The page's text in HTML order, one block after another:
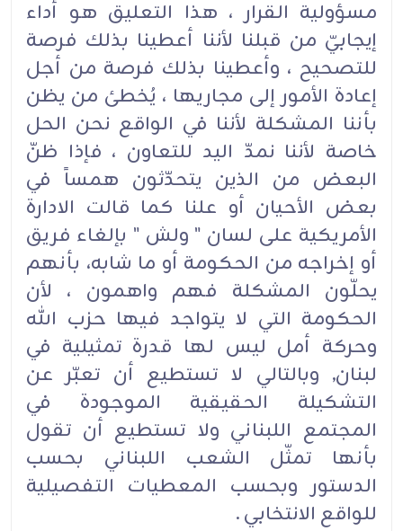
مسؤولية القرار ، هذا التعليق هو أداء
إيجابيّ من قبلنا لأننا أعطينا بذلك فرصة
للتصحيح ، وأعطينا بذلك فرصة من أجل
إعادة الأمور إلى مجاريها ، يُخطئ من يظن
بأننا المشكلة لأننا في الواقع نحن الحل
خاصة لأننا نمدّ اليد للتعاون ، فإذا ظنّ
البعض من الذين يتحدّثون همساً في
بعض الأحيان أو علنا كما قالت الادارة
الأمريكية على لسان " ولش " بإلغاء فريق
أو إخراجه من الحكومة أو ما شابه، بأنهم
يحلّون المشكلة فهم واهمون ، لأن
الحكومة التي لا يتواجد فيها حزب الله
وحركة أمل ليس لها قدرة تمثيلية في
لبنان, وبالتالي لا تستطيع أن تعبّر عن
التشكيلة الحقيقية الموجودة في
المجتمع اللبناني ولا تستطيع أن تقول
بأنها تمثّل الشعب اللبناني بحسب
الدستور وبحسب المعطيات التفصيلية
للواقع الانتخابي .